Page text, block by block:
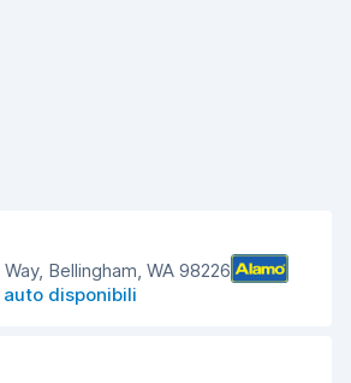
Bellingham, WA 98226
disponibili